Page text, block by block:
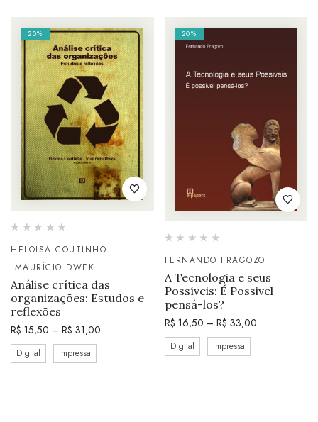
20%
HELOISA COUTINHO
MAURÍCIO DWEK
Análise crítica das
organizações: Estudos e
reflexões
R$ 15,50 – R$ 31,00
Digital Impressa
20%
FERNANDO FRAGOZO
A Tecnologia e seus
Possíveis: É Possivel
pensá-los?
R$ 16,50 – R$ 33,00
Digital Impressa